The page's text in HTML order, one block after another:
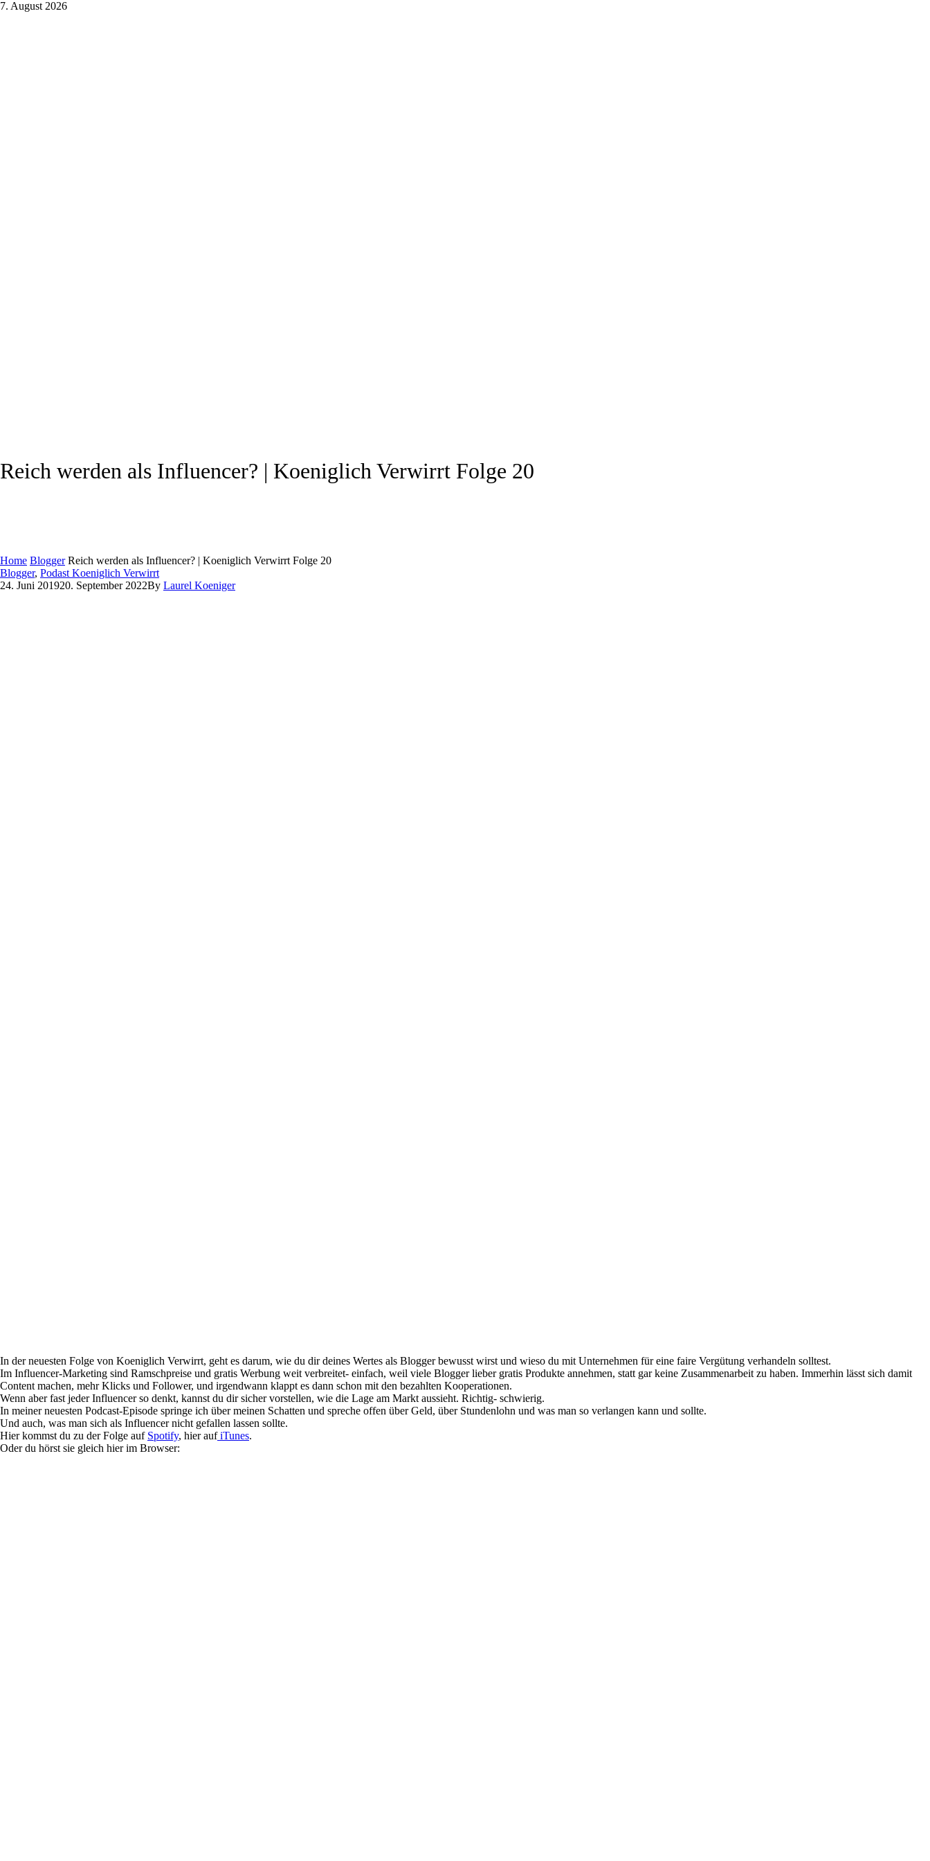
7. August 2026
Reich werden als Influencer? | Koeniglich Verwirrt Folge 20
Home Blogger Reich werden als Influencer? | Koeniglich Verwirrt Folge 20
Blogger, Podast Koeniglich Verwirrt
24. Juni 201920. September 2022By Laurel Koeniger
In der neuesten Folge von Koeniglich Verwirrt, geht es darum, wie du dir deines Wertes als Blogger bewusst wirst und wieso du mit Unternehmen für eine faire Vergütung verhandeln solltest.
Im Influencer-Marketing sind Ramschpreise und gratis Werbung weit verbreitet- einfach, weil viele Blogger lieber gratis Produkte annehmen, statt gar keine Zusammenarbeit zu haben. Immerhin lässt sich damit
Content machen, mehr Klicks und Follower, und irgendwann klappt es dann schon mit den bezahlten Kooperationen.
Wenn aber fast jeder Influencer so denkt, kannst du dir sicher vorstellen, wie die Lage am Markt aussieht. Richtig- schwierig.
In meiner neuesten Podcast-Episode springe ich über meinen Schatten und spreche offen über Geld, über Stundenlohn und was man so verlangen kann und sollte.
Und auch, was man sich als Influencer nicht gefallen lassen sollte.
Hier kommst du zu der Folge auf Spotify, hier aufiTunes.
Oder du hörst sie gleich hier im Browser: